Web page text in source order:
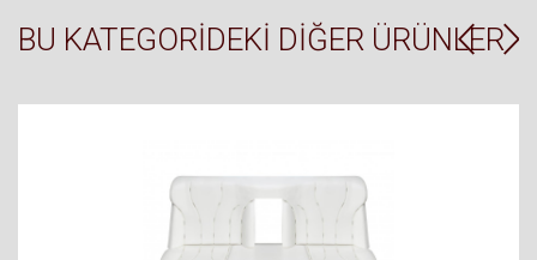
BU KATEGORIDEKI DIĞER ÜRÜNLER